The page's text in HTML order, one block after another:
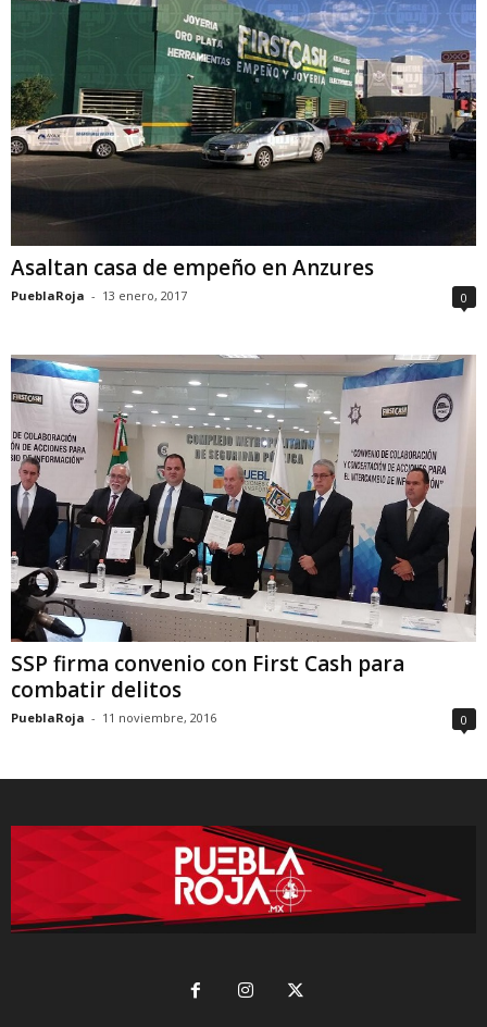
Asaltan casa de empeño en Anzures
PueblaRoja - 13 enero, 2017 0
SSP firma convenio con First Cash para
combatir delitos
PueblaRoja - 11 noviembre, 2016 0